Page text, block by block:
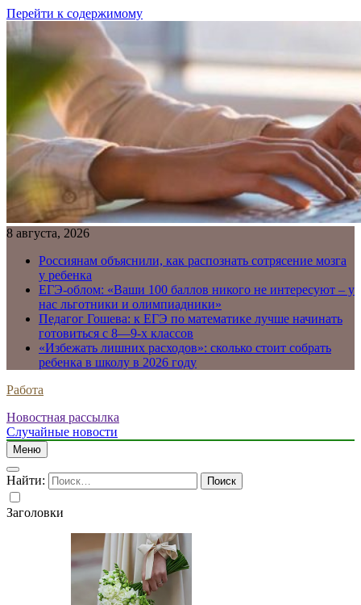
Перейти к содержимому
8 августа, 2026
Россиянам объяснили, как распознать сотрясение мозга
у ребенка
ЕГЭ-облом: «Ваши 100 баллов никого не интересуют – у
нас льготники и олимпиадники»
Педагог Гошева: к ЕГЭ по математике лучше начинать
готовиться с 8—9-х классов
«Избежать лишних расходов»: сколько стоит собрать
ребенка в школу в 2026 году
Работа
Новостная рассылка
Случайные новости
Меню
Найти:
Заголовки